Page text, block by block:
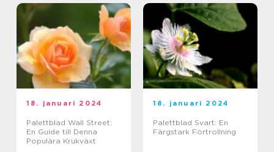
18. januari 2024
Palettblad Wall Street:
En Guide till Denna
Populära Krukväxt
18. januari 2024
Palettblad Svart: En
Färgstark Förtrollning